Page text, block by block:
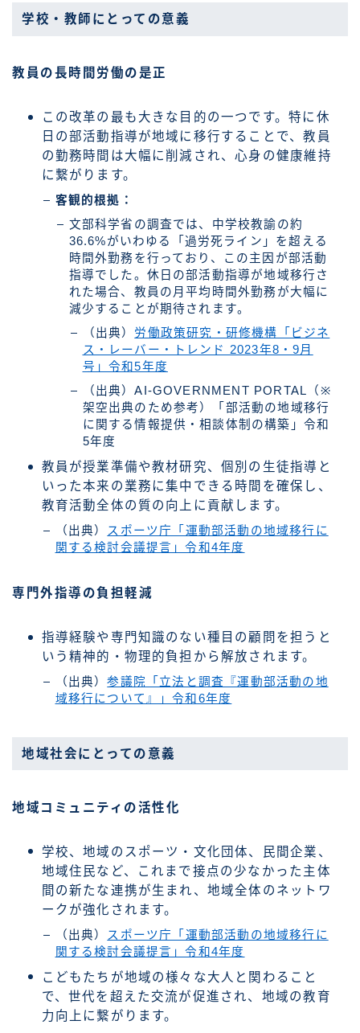
学校・教師にとっての意義
教員の長時間労働の是正
この改革の最も大きな目的の一つです。特に休
日の部活動指導が地域に移行することで、教員
の勤務時間は大幅に削減され、心身の健康維持
に繋がります。
客観的根拠：
文部科学省の調査では、中学校教諭の約
36.6%がいわゆる「過労死ライン」を超える
時間外勤務を行っており、この主因が部活動
指導でした。休日の部活動指導が地域移行さ
れた場合、教員の月平均時間外勤務が大幅に
減少することが期待されます。
（出典） 労働政策研究・研修機構「ビジネ
ス・レーバー・トレンド 2023年8・9月
号」令和5年度
（出典）AI-GOVERNMENT PORTAL（※
架空出典のため参考）「部活動の地域移行
に関する情報提供・相談体制の構築」令和
5年度
教員が授業準備や教材研究、個別の生徒指導と
いった本来の業務に集中できる時間を確保し、
教育活動全体の質の向上に貢献します。
（出典）
スポーツ庁「運動部活動の地域移行に
関する検討会議提言」令和4年度
専門外指導の負担軽減
指導経験や専門知識のない種目の顧問を担うと
いう精神的・物理的負担から解放されます。
（出典）参議院「立法と調査『運動部活動の地
域移行について』」令和6年度
地域社会にとっての意義
地域コミュニティの活性化
学校、地域のスポーツ・文化団体、民間企業、
地域住民など、これまで接点の少なかった主体
間の新たな連携が生まれ、地域全体のネットワ
ークが強化されます。
（出典）
スポーツ庁「運動部活動の地域移行に
関する検討会議提言」令和4年度
こどもたちが地域の様々な大人と関わること
で、世代を超えた交流が促進され、地域の教育
力向上に繋がります。